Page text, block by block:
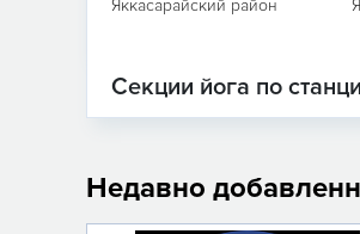
Яккасарайский район
Секции йога по
Недавно